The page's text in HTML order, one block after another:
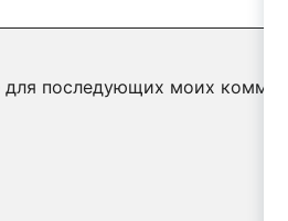
последующих моих